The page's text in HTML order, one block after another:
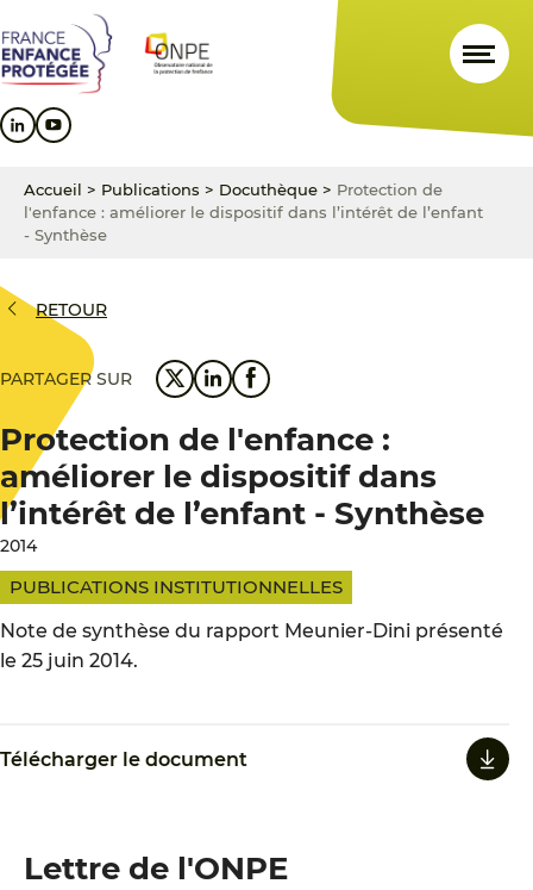
au
contenu
principal
au
menu
principal
au
pied
de
Accueil > Publications > Docuthèque > Protection de
l'enfance : améliorer le dispositif dans l’intérêt de l’enfant
- Synthèse
RETOUR
PARTAGER SUR
Protection de l'enfance :
améliorer le dispositif dans
l’intérêt de l’enfant - Synthèse
2014
PUBLICATIONS INSTITUTIONNELLES
Note de synthèse du rapport Meunier-Dini présenté
le 25 juin 2014.
Télécharger le document
Lettre de l'ONPE